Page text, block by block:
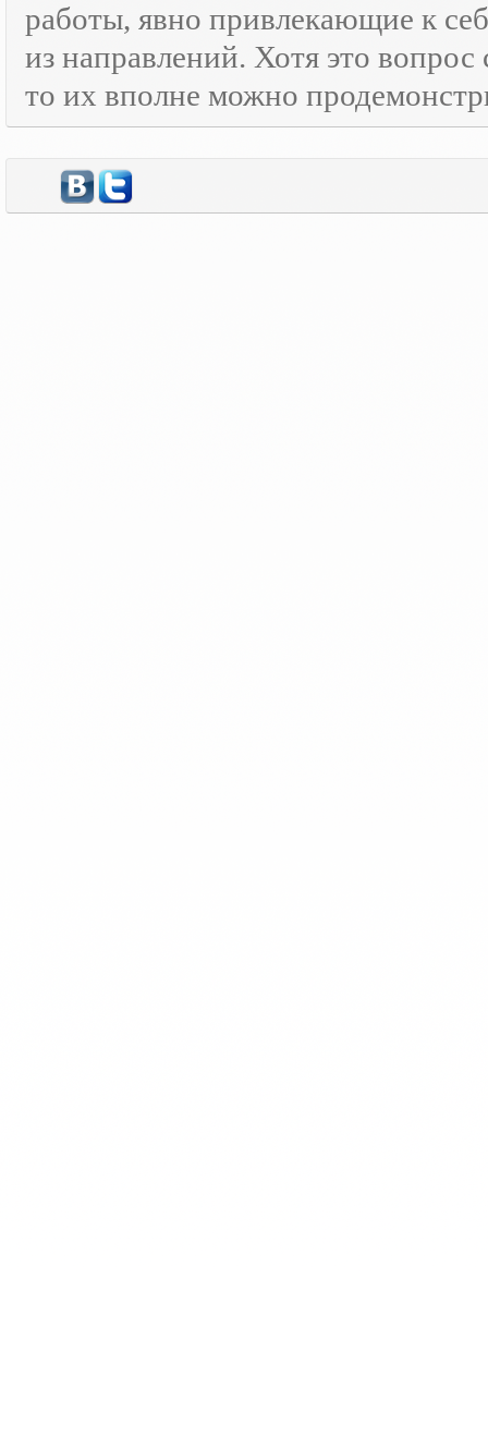
работы, явно привлекающие к
из направлений. Хотя это
то их вполне можно